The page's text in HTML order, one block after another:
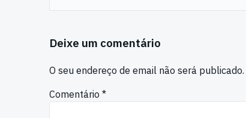
Deixe um comentário
O seu endereço de email não será publicado.
Comentário *